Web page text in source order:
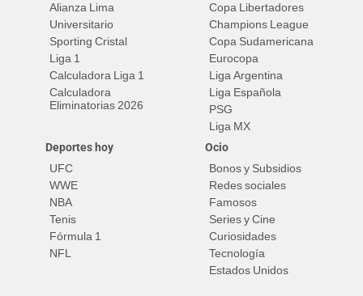
Alianza Lima
Universitario
Sporting Cristal
Liga 1
Calculadora Liga 1
Calculadora
Eliminatorias 2026
Copa Libertadores
Champions League
Copa Sudamericana
Eurocopa
Liga Argentina
Liga Española
PSG
Liga MX
Deportes hoy
UFC
WWE
NBA
Tenis
Fórmula 1
NFL
Ocio
Bonos y Subsidios
Redes sociales
Famosos
Series y Cine
Curiosidades
Tecnología
Estados Unidos